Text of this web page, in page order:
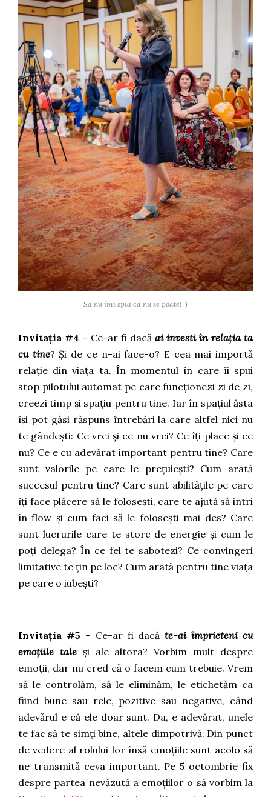
Să nu îmi spui că nu se poate! :)
Invitația #4 – Ce-ar fi dacă ai investi în relația ta
cu tine? Și de ce n-ai face-o? E cea mai importă
relație din viața ta. În momentul în care îi spui
stop pilotului automat pe care funcționezi zi de zi,
creezi timp și spațiu pentru tine. Iar în spațiul ăsta
își pot găsi răspuns întrebări la care altfel nici nu
te gândești: Ce vrei și ce nu vrei? Ce îți place și ce
nu? Ce e cu adevărat important pentru tine? Care
sunt valorile pe care le prețuiești? Cum arată
succesul pentru tine? Care sunt abilitățile pe care
îți face plăcere să le folosești, care te ajută să intri
în flow și cum faci să le folosești mai des? Care
sunt lucrurile care te storc de energie și cum le
poți delega? În ce fel te sabotezi? Ce convingeri
limitative te țin pe loc? Cum arată pentru tine viața
pe care o iubești?
Invitația #5 – Ce-ar fi dacăte-ai împrieteni cu
emoțiile taleși ale altora? Vorbim mult despre
emoții, dar nu cred că o facem cum trebuie. Vrem
să le controlăm, să le eliminăm, le etichetăm ca
fiind bune sau rele, pozitive sau negative, când
adevărul e că ele doar sunt. Da, e adevărat, unele
te fac să te simți bine, altele dimpotrivă. Din punct
de vedere al rolului lor însă emoțiile sunt acolo să
ne transmită ceva important. Pe 5 octombrie fix
despre partea nevăzută a emoțiilor o să vorbim la